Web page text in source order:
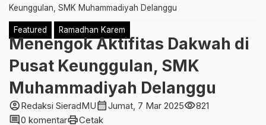
Keunggulan, SMK Muhammadiyah Delanggu
Featured Ramadhan Karem
Menengok Aktifitas Dakwah di
Pusat Keunggulan, SMK
Muhammadiyah Delanggu
account_circleRedaksi SieradMUcalendar_monthJumat, 7 Mar 2025visibility821
comment0 komentarprintCetak